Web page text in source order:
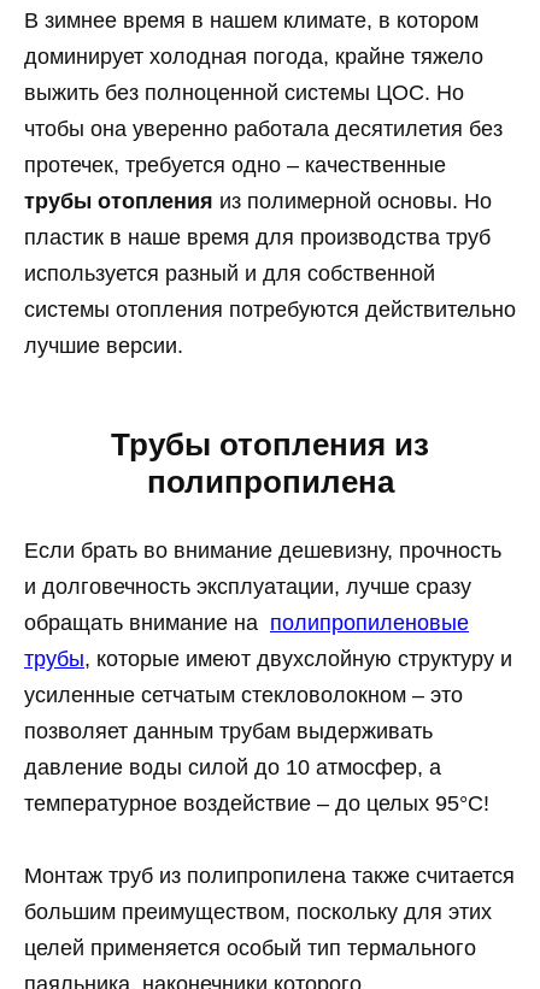
В зимнее время в нашем климате, в котором
доминирует холодная погода, крайне тяжело
выжить без полноценной системы ЦОС. Но
чтобы она уверенно работала десятилетия без
протечек, требуется одно – качественные
трубы отопления из полимерной основы. Но
пластик в наше время для производства труб
используется разный и для собственной
системы отопления потребуются действительно
лучшие версии.
Трубы отопления из
полипропилена
Если брать во внимание дешевизну, прочность
и долговечность эксплуатации, лучше сразу
обращать внимание на полипропиленовые
трубы, которые имеют двухслойную структуру и
усиленные сетчатым стекловолокном – это
позволяет данным трубам выдерживать
давление воды силой до 10 атмосфер, а
температурное воздействие – до целых 95°C!
Монтаж труб из полипропилена также считается
большим преимуществом, поскольку для этих
целей применяется особый тип термального